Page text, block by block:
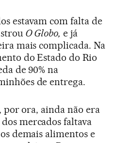
estavam com falta de
O Globo, e já
mais complicada. Na
do Estado do Rio
de 90% na
de entrega.
por ora, ainda não era
mercados faltava
demais alimentos e